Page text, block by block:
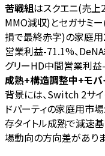
苦戦組はスクエニ(売
MMO減収)とセガサミ
損で最終赤字)の家庭用
営業利益-71.1%、
グリーHD中間営業利
成熟+構造調整中+モ
背景には、Switch 2サ
ドパーティの家庭用市
存タイトル成熟で減速
場動向の方向差がありま